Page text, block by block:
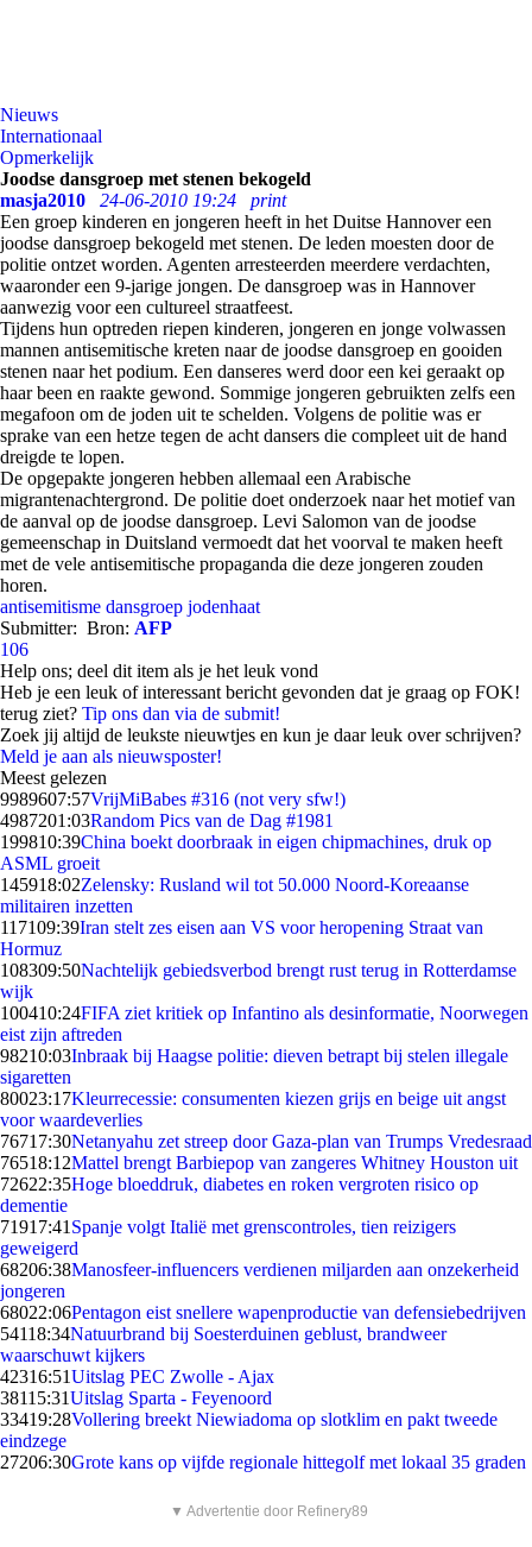
Nieuws
Internationaal
Opmerkelijk
Joodse dansgroep met stenen bekogeld
masja2010
24-06-2010 19:24
print
Een groep kinderen en jongeren heeft in het Duitse Hannover een
joodse dansgroep bekogeld met stenen. De leden moesten door de
politie ontzet worden. Agenten arresteerden meerdere verdachten,
waaronder een 9-jarige jongen. De dansgroep was in Hannover
aanwezig voor een cultureel straatfeest.
Tijdens hun optreden riepen kinderen, jongeren en jonge volwassen
mannen antisemitische kreten naar de joodse dansgroep en gooiden
stenen naar het podium. Een danseres werd door een kei geraakt op
haar been en raakte gewond. Sommige jongeren gebruikten zelfs een
megafoon om de joden uit te schelden. Volgens de politie was er
sprake van een hetze tegen de acht dansers die compleet uit de hand
dreigde te lopen.
De opgepakte jongeren hebben allemaal een Arabische
migrantenachtergrond. De politie doet onderzoek naar het motief van
de aanval op de joodse dansgroep. Levi Salomon van de joodse
gemeenschap in Duitsland vermoedt dat het voorval te maken heeft
met de vele antisemitische propaganda die deze jongeren zouden
horen.
antisemitisme dansgroep jodenhaat
Submitter: Bron: AFP
106
Help ons; deel dit item als je het leuk vond
Heb je een leuk of interessant bericht gevonden dat je graag op FOK!
terug ziet? Tip ons dan via de submit!
Zoek jij altijd de leukste nieuwtjes en kun je daar leuk over schrijven?
Meld je aan als nieuwsposter!
Meest gelezen
9989607:57VrijMiBabes #316 (not very sfw!)
4987201:03Random Pics van de Dag #1981
199810:39China boekt doorbraak in eigen chipmachines, druk op
ASML groeit
145918:02Zelensky: Rusland wil tot 50.000 Noord-Koreaanse
militairen inzetten
117109:39Iran stelt zes eisen aan VS voor heropening Straat van
Hormuz
108309:50Nachtelijk gebiedsverbod brengt rust terug in Rotterdamse
wijk
100410:24FIFA ziet kritiek op Infantino als desinformatie, Noorwegen
eist zijn aftreden
98210:03Inbraak bij Haagse politie: dieven betrapt bij stelen illegale
sigaretten
80023:17Kleurrecessie: consumenten kiezen grijs en beige uit angst
voor waardeverlies
76717:30Netanyahu zet streep door Gaza-plan van Trumps Vredesraad
76518:12Mattel brengt Barbiepop van zangeres Whitney Houston uit
72622:35Hoge bloeddruk, diabetes en roken vergroten risico op
dementie
71917:41 Spanje volgt Italië met grenscontroles, tien reizigers
geweigerd
68206:38Manosfeer-influencers verdienen miljarden aan onzekerheid
jongeren
68022:06Pentagon eist snellere wapenproductie van defensiebedrijven
54118:34Natuurbrand bij Soesterduinen geblust, brandweer
waarschuwt kijkers
42316:51Uitslag PEC Zwolle - Ajax
38115:31Uitslag Sparta - Feyenoord
33419:28Vollering breekt Niewiadoma op slotklim en pakt tweede
eindzege
27206:30Grote kans op vijfde regionale hittegolf met lokaal 35 graden
▼ Advertentie door Refinery89